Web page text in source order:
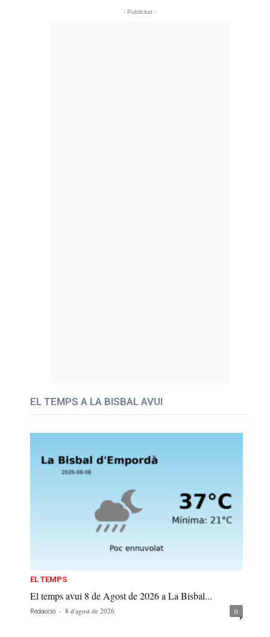
- Publicitat -
EL TEMPS A LA BISBAL AVUI
EL TEMPS
El temps avui 8 de Agost de 2026 a La Bisbal...
Redacció - 8 d'agost de 2026 0